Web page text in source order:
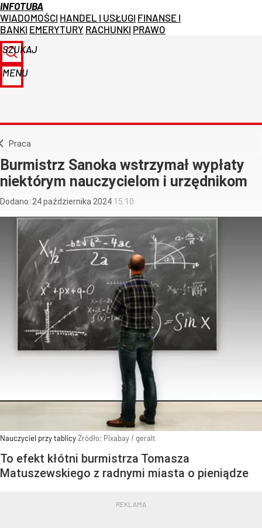
INFOTUBA
WIADOMOŚCI HANDEL I USŁUGI FINANSE I
BANKI EMERYTURY RACHUNKI PRAWO
SZUKAJ
MENU
Praca
Burmistrz Sanoka wstrzymał wypłaty
niektórym nauczycielom i urzędnikom
Dodano: 24października 2024 15:10
Nauczyciel przy tablicyŹródło: Pixabay/ geralt
To efekt kłótni burmistrza Tomasza
Matuszewskiego z radnymi miasta o pieniądze